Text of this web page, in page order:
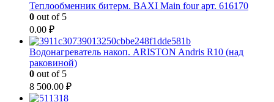
Теплообменник битерм. BAXI Main four арт. 616170
0 out of 5
0.00 ₽
Водонагреватель накоп. ARISTON Andris R10 (над
раковиной)
0 out of 5
8 500.00 ₽